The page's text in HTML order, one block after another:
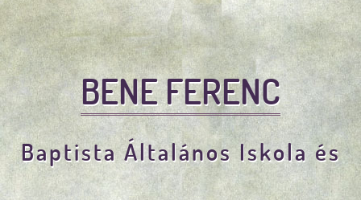
BENE FERENC
Baptista Általános Iskola és